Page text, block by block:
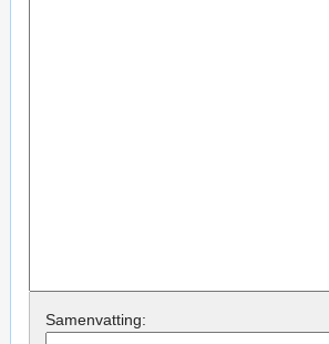
Samenvatting: